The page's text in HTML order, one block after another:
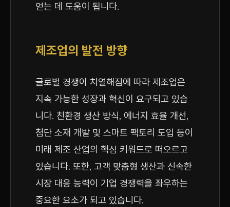
얻는 데 도움이 됩니다.
제조업의 발전 방향
글로벌 경쟁이 치열해짐에 따라 제조업은
지속 가능한 성장과 혁신이 요구되고 있습
니다. 친환경 생산 방식, 에너지 효율 개선,
첨단 소재 개발 및 스마트 팩토리 도입 등이
미래 제조 산업의 핵심 키워드로 떠오르고
있습니다. 또한, 고객 맞춤형 생산과 신속한
시장 대응 능력이 기업 경쟁력을 좌우하는
중요한 요소가 되고 있습니다.